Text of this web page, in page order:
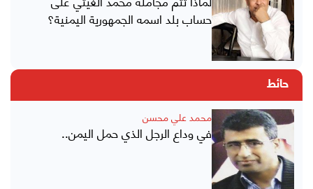
حساب بلد اسمه الجمهورية اليمنية؟
حائط
محمد علي محسن
في وداع الرجل الذي حمل اليمن..